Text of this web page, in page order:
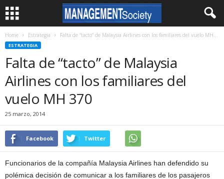
Home Estrategia Falta de “tacto” de Malaysia Airlines con los familiares del vuelo MH...
ESTRATEGIA
Falta de “tacto” de Malaysia
Airlines con los familiares del
vuelo MH 370
25 marzo, 2014
Facebook Twitter
Funcionarios de la compañía Malaysia Airlines han defendido su
polémica decisión de comunicar a los familiares de los pasajeros